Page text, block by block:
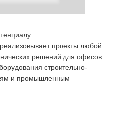
проекты любой
решений для офисов
строительно-
и промышленным